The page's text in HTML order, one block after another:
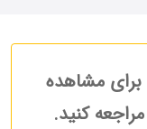
مشاهده
کنید.